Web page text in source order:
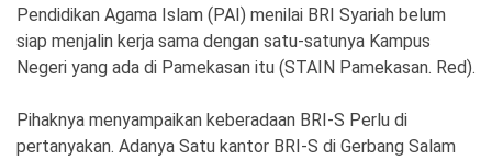
Pendidikan Agama Islam (PAI) menilai BRI Syariah belum
siap menjalin kerja sama dengan satu-satunya Kampus
Negeri yang ada di Pamekasan itu (STAIN Pamekasan. Red).
Pihaknya menyampaikan keberadaan BRI-S Perlu di
pertanyakan. Adanya Satu kantor BRI-S di Gerbang Salam